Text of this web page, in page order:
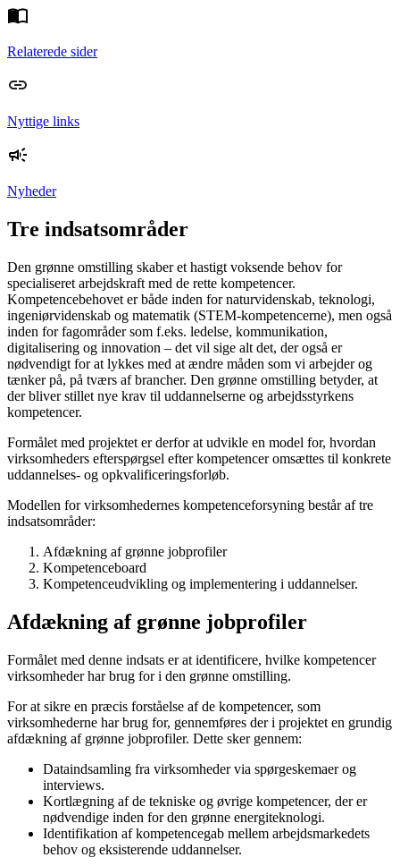
Relaterede sider
Nyttige links
Nyheder
Tre indsatsområder
Den grønne omstilling skaber et hastigt voksende behov for
specialiseret arbejdskraft med de rette kompetencer.
Kompetencebehovet er både inden for naturvidenskab, teknologi,
ingeniørvidenskab og matematik (STEM-kompetencerne), men også
inden for fagområder som f.eks. ledelse, kommunikation,
digitalisering og innovation – det vil sige alt det, der også er
nødvendigt for at lykkes med at ændre måden som vi arbejder og
tænker på, på tværs af brancher. Den grønne omstilling betyder, at
der bliver stillet nye krav til uddannelserne og arbejdsstyrkens
kompetencer.
Formålet med projektet er derfor at udvikle en model for, hvordan
virksomheders efterspørgsel efter kompetencer omsættes til konkrete
uddannelses- og opkvalificeringsforløb.
Modellen for virksomhedernes kompetenceforsyning består af tre
indsatsområder:
Afdækning af grønne jobprofiler
Kompetenceboard
Kompetenceudvikling og implementering i uddannelser.
Afdækning af grønne jobprofiler
Formålet med denne indsats er at identificere, hvilke kompetencer
virksomheder har brug for i den grønne omstilling.
For at sikre en præcis forståelse af de kompetencer, som
virksomhederne har brug for, gennemføres der i projektet en grundig
afdækning af grønne jobprofiler. Dette sker gennem:
Dataindsamling fra virksomheder via spørgeskemaer og
interviews.
Kortlægning af de tekniske og øvrige kompetencer, der er
nødvendige inden for den grønne energiteknologi.
Identifikation af kompetencegab mellem arbejdsmarkedets
behov og eksisterende uddannelser.